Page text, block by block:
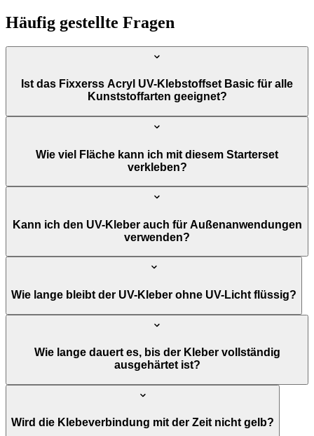
Häufig gestellte Fragen
Ist das Fixxerss Acryl UV-Klebstoffset Basic für alle
Kunststoffarten geeignet?
Wie viel Fläche kann ich mit diesem Starterset
verkleben?
Kann ich den UV-Kleber auch für Außenanwendungen
verwenden?
Wie lange bleibt der UV-Kleber ohne UV-Licht flüssig?
Wie lange dauert es, bis der Kleber vollständig
ausgehärtet ist?
Wird die Klebeverbindung mit der Zeit nicht gelb?